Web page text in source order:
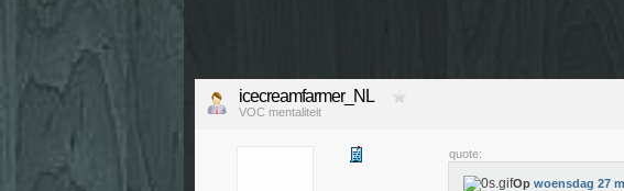
icecreamfarmer_NL
VOC mentaliteit
quote:
Op woensdag 27